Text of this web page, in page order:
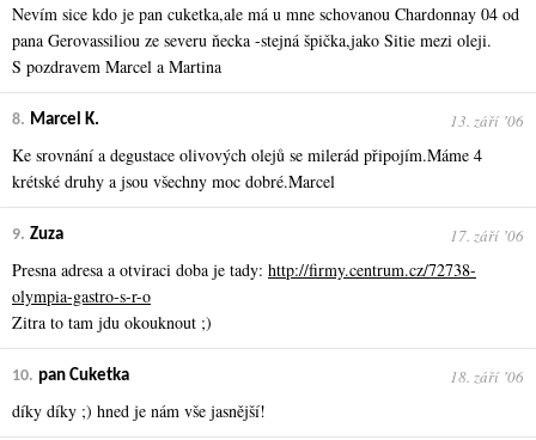
Nevím sice kdo je pan cuketka,ale má u mne schovanou Chardonnay 04 od
pana Gerovassiliou ze severu ňecka -stejná špička,jako Sitie mezi oleji.
S pozdravem Marcel a Martina
8. Marcel K. 13. září ʼ06
Ke srovnání a degustace olivových olejů se milerád připojím.Máme 4
krétské druhy a jsou všechny moc dobré.Marcel
9. Zuza 17. září ʼ06
Presna adresa a otviraci doba je tady: http://firmy.centrum.cz/72738-
olympia-gastro-s-r-o
Zitra to tam jdu okouknout ;)
10. pan Cuketka 18. září ʼ06
díky díky ;) hned je nám vše jasnější!